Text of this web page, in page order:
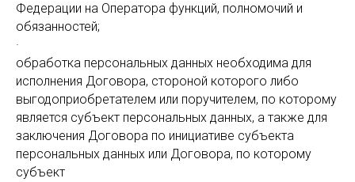
Федерации на Оператора функций, полномочий и
обязанностей;
·
обработка персональных данных необходима для
исполнения Договора, стороной которого либо
выгодоприобретателем или поручителем, по которому
является субъект персональных данных, а также для
заключения Договора по инициативе субъекта
персональных данных или Договора, по которому
субъект